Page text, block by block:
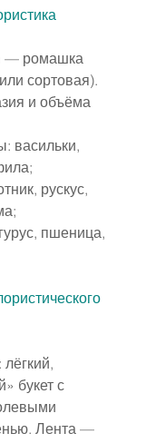
— ромашка
сортовая).
и объёма
васильки,
рускус,
пшеница,
букет с
Лента —